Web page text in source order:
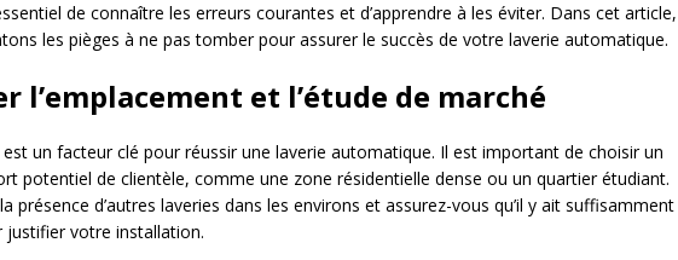
de connaître les erreurs courantes et d’apprendre à les éviter. Dans cet article,
les pièges à ne pas tomber pour assurer le succès de votre laverie automatique.
l’emplacement et l’étude de marché
est un facteur clé pour réussir une laverie automatique. Il est important de choisir un
potentiel de clientèle, comme une zone résidentielle dense ou un quartier étudiant.
présence d’autres laveries dans les environs et assurez-vous qu’il y ait suffisamment
justifier votre installation.